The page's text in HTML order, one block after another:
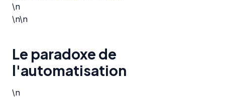
\n
\n\n
Le paradoxe de
l'automatisation
\n